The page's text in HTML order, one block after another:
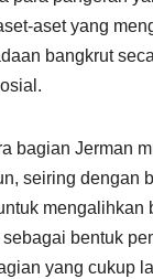
aset yang
bangkrut
bagian Jerman
seiring dengan
bentuk
yang cukup